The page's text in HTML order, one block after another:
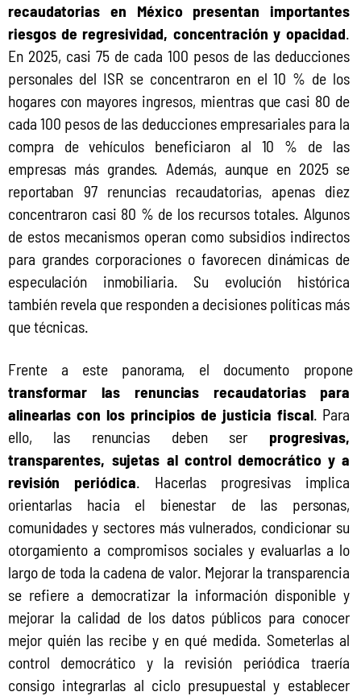
recaudatorias en México presentan importantes
riesgos de regresividad, concentración y opacidad.
En 2025, casi 75 de cada 100 pesos de las deducciones
personales del ISR se concentraron en el 10 % de los
hogares con mayores ingresos, mientras que casi 80 de
cada 100 pesos de las deducciones empresariales para la
compra de vehículos beneficiaron al 10 % de las
empresas más grandes. Además, aunque en 2025 se
reportaban 97 renuncias recaudatorias, apenas diez
concentraron casi 80 % de los recursos totales. Algunos
de estos mecanismos operan como subsidios indirectos
para grandes corporaciones o favorecen dinámicas de
especulación inmobiliaria. Su evolución histórica
también revela que responden a decisiones políticas más
que técnicas.
Frente a este panorama, el documento propone
transformar las renuncias recaudatorias para
alinearlas con los principios de justicia fiscal. Para
ello, las renuncias deben ser progresivas,
transparentes, sujetas al control democrático y a
revisión periódica. Hacerlas progresivas implica
orientarlas hacia el bienestar de las personas,
comunidades y sectores más vulnerados, condicionar su
otorgamiento a compromisos sociales y evaluarlas a lo
largo de toda la cadena de valor. Mejorar la transparencia
se refiere a democratizar la información disponible y
mejorar la calidad de los datos públicos para conocer
mejor quién las recibe y en qué medida. Someterlas al
control democrático y la revisión periódica traería
consigo integrarlas al ciclo presupuestal y establecer